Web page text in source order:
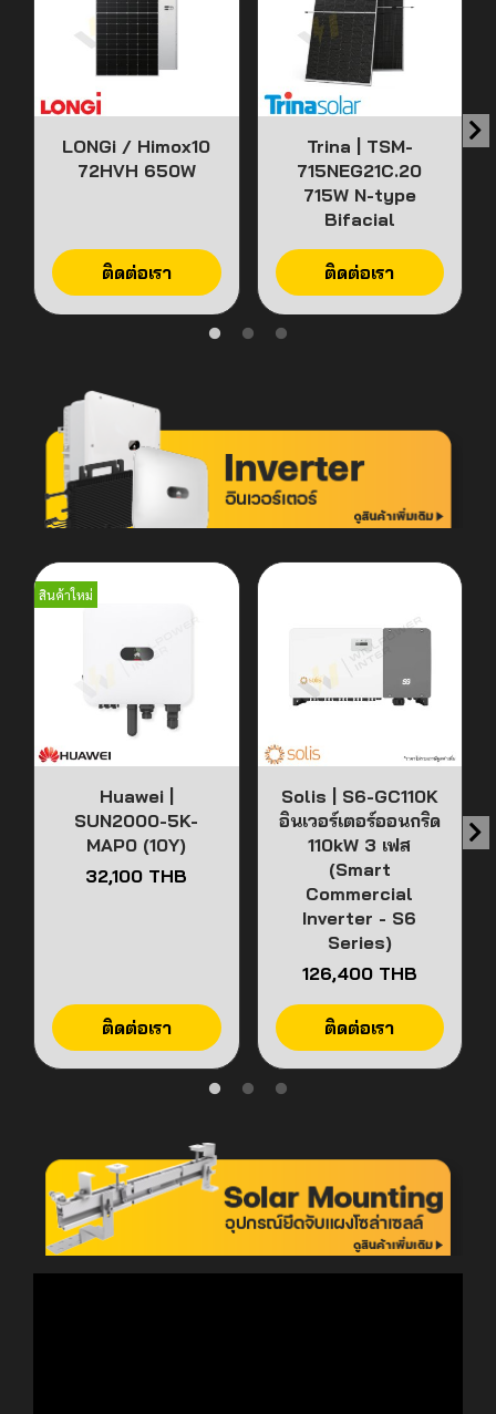
LONGi / Himox10
72HVH 650W
ติดต่อเรา
Trina | TSM-
715NEG21C.20
715W N-type
Bifacial
ติดต่อเรา
สินค้าใหม่
Huawei |
SUN2000-5K-
MAP0 (10Y)
32,100 THB
ติดต่อเรา
Solis | S6-GC110K
อินเวอร์เตอร์ออนกริด
110kW 3 เฟส
(Smart
Commercial
Inverter - S6
Series)
126,400 THB
ติดต่อเรา